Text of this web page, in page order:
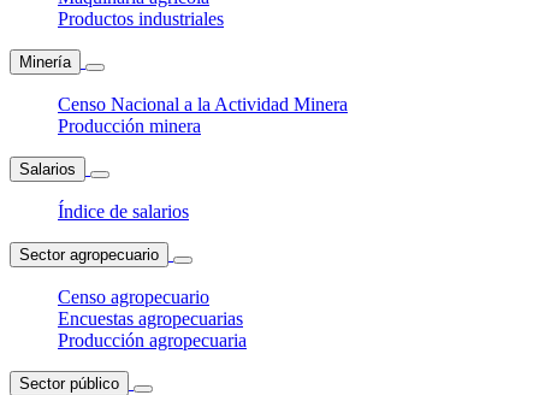
Productos industriales
Minería
Censo Nacional a la Actividad Minera
Producción minera
Salarios
Índice de salarios
Sector agropecuario
Censo agropecuario
Encuestas agropecuarias
Producción agropecuaria
Sector público